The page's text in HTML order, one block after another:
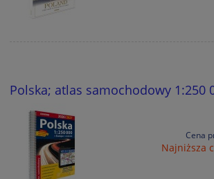
Polska; atlas samochodowy 1:250
Cena
Najniższa